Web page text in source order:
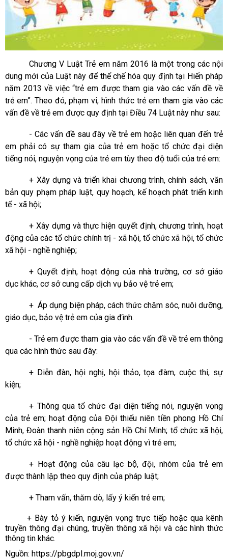
Chương V Luật Trẻ em năm 2016 là một trong các nội
dung mới của Luật này để thể chế hóa quy định tại Hiến pháp
năm 2013 về việc “trẻ em được tham gia vào các vấn đề về
trẻ em”. Theo đó, phạm vi, hình thức trẻ em tham gia vào các
vấn đề về trẻ em được quy định tại Điều 74 Luật này như sau:
- Các vấn đề sau đây về trẻ em hoặc liên quan đến trẻ
em phải có sự tham gia của trẻ em hoặc tổ chức đại diện
tiếng nói, nguyện vọng của trẻ em tùy theo độ tuổi của trẻ em:
+ Xây dựng và triển khai chương trình, chính sách, văn
bản quy phạm pháp luật, quy hoạch, kế hoạch phát triển kinh
tế - xã hội;
+ Xây dựng và thực hiện quyết định, chương trình, hoạt
động của các tổ chức chính trị - xã hội, tổ chức xã hội, tổ chức
xã hội - nghề nghiệp;
+ Quyết định, hoạt động của nhà trường, cơ sở giáo
dục khác, cơ sở cung cấp dịch vụ bảo vệ trẻ em;
+ Áp dụng biện pháp, cách thức chăm sóc, nuôi dưỡng,
giáo dục, bảo vệ trẻ em của gia đình.
- Trẻ em được tham gia vào các vấn đề về trẻ em thông
qua các hình thức sau đây:
+ Diễn đàn, hội nghị, hội thảo, tọa đàm, cuộc thi, sự
kiện;
+ Thông qua tổ chức đại diện tiếng nói, nguyện vọng
của trẻ em; hoạt động của Đội thiếu niên tiền phong Hồ Chí
Minh, Đoàn thanh niên cộng sản Hồ Chí Minh; tổ chức xã hội,
tổ chức xã hội - nghề nghiệp hoạt động vì trẻ em;
+ Hoạt động của câu lạc bộ, đội, nhóm của trẻ em
được thành lập theo quy định của pháp luật;
+ Tham vấn, thăm dò, lấy ý kiến trẻ em;
+ Bày tỏ ý kiến, nguyện vọng trực tiếp hoặc qua kênh
truyền thông đại chúng, truyền thông xã hội và các hình thức
thông tin khác.
Nguồn: https://pbgdpl.moj.gov.vn/